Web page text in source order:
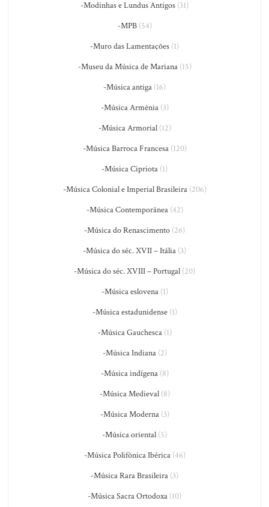
-Modinhas e Lundus Antigos (31)
-MPB(54)
-Muro das Lamentações (1)
-Museu da Música de Mariana(15)
-Música antiga (16)
-Música Armênia(3)
-Música Armorial(12)
-Música Barroca Francesa(120)
-Música Cipriota (1)
-Música Colonial e Imperial Brasileira(206)
-Música Contemporânea(42)
-Música do Renascimento (26)
-Música do séc. XVII – Itália (3)
-Música do séc. XVIII – Portugal (20)
-Música eslovena(1)
-Música estadunidense(1)
-Música Gauchesca(1)
-Música Indiana(2)
-Música indígena(8)
-Música Medieval(8)
-Música Moderna(3)
-Música oriental (5)
-Música Polifônica Ibérica(46)
-Música Rara Brasileira (3)
-Música Sacra Ortodoxa (10)